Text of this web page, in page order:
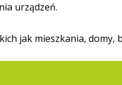
urządzeń.
jak mieszkania, domy,